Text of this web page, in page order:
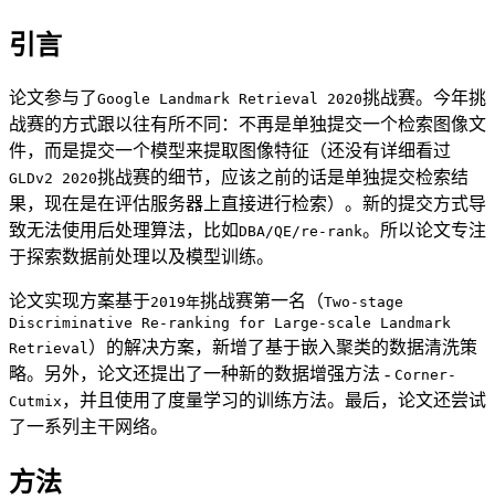
引言
论文参与了Google Landmark Retrieval 2020挑战赛。今年挑
战赛的方式跟以往有所不同：不再是单独提交一个检索图像文
件，而是提交一个模型来提取图像特征（还没有详细看过
GLDv2 2020挑战赛的细节，应该之前的话是单独提交检索结
果，现在是在评估服务器上直接进行检索）。新的提交方式导
致无法使用后处理算法，比如DBA/QE/re-rank。所以论文专注
于探索数据前处理以及模型训练。
论文实现方案基于2019年挑战赛第一名（Two-stage
Discriminative Re-ranking for Large-scale Landmark
Retrieval）的解决方案，新增了基于嵌入聚类的数据清洗策
略。另外，论文还提出了一种新的数据增强方法 - Corner-
Cutmix ，并且使用了度量学习的训练方法。最后，论文还尝试
了一系列主干网络。
方法